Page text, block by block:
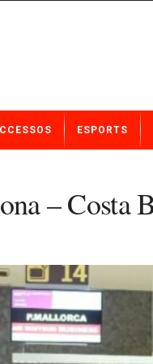
ESPORTS
– Costa